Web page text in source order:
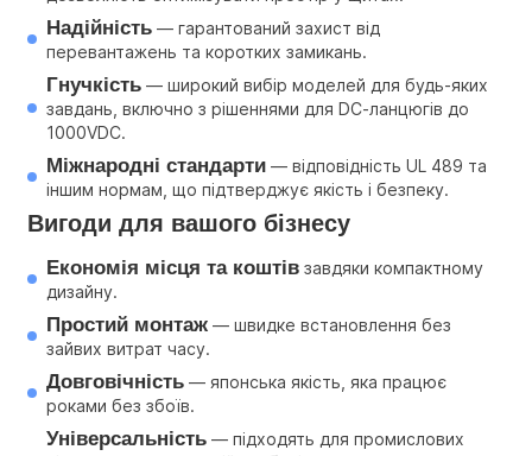
Надійність — гарантований захист від
перевантажень та коротких замикань.
Гнучкість — широкий вибір моделей для будь-яких
завдань, включно з рішеннями для DC-ланцюгів до
1000VDC.
Міжнародні стандарти — відповідність UL 489 та
іншим нормам, що підтверджує якість і безпеку.
Вигоди для вашого бізнесу
Економія місця та коштів завдяки компактному
дизайну.
Простий монтаж — швидке встановлення без
зайвих витрат часу.
Довговічність — японська якість, яка працює
роками без збоїв.
Універсальність — підходять для промислових